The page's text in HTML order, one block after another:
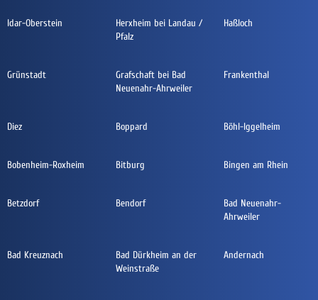
Idar-Oberstein
Herxheim bei Landau /
Pfalz
Haßloch
Grünstadt
Grafschaft bei Bad
Neuenahr-Ahrweiler
Frankenthal
Diez Boppard Böhl-Iggelheim
Bobenheim-Roxheim Bitburg Bingen am Rhein
Betzdorf Bendorf
Bad Neuenahr-
Ahrweiler
Bad Kreuznach
Bad Dürkheim an der
Weinstraße
Andernach